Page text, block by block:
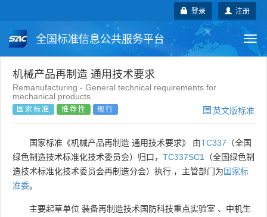
注册
登录
全国标准信息公共服务平台
国家标准 行业标准
团体标准
机械产品再制造 通用技术要求
Remanufacturing - General technical requirements for
mechanical products
国家标准 推荐性 现行 英文版标准
国家标准《机械产品再制造 通用技术要求》 由TC337 （全国
绿色制造技术标准化技术委员会）归口， TC337SC1
（全国绿色制
造技术标准化技术委员会再制造分会）执行 ，主管部门为国家标
准委。
主要起草单位 装备再制造技术国防科技重点实验室 、 中机生